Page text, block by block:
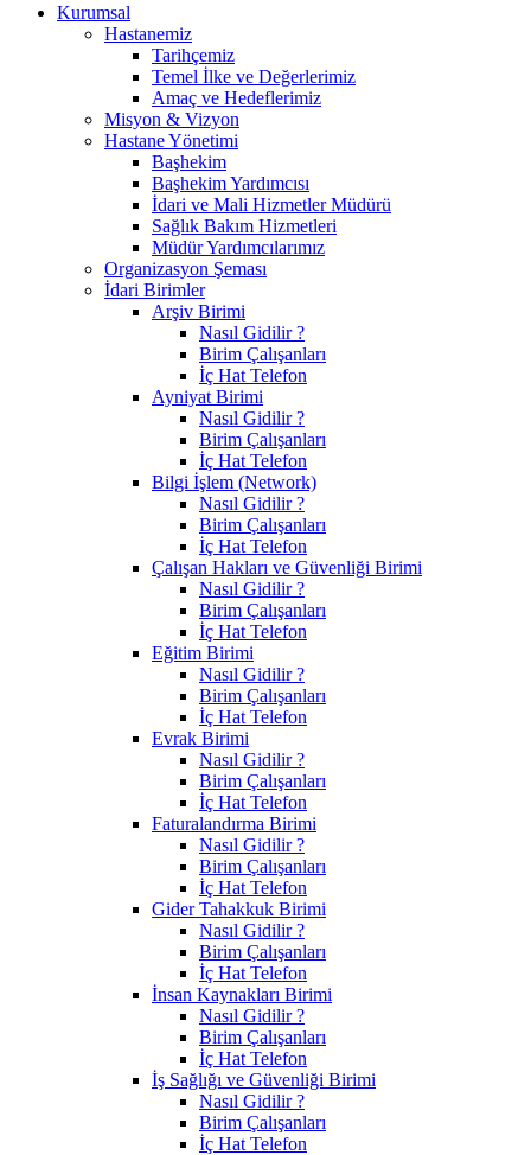
Kurumsal
Hastanemiz
Tarihçemiz
Temel İlke ve Değerlerimiz
Amaç ve Hedeflerimiz
Misyon & Vizyon
Hastane Yönetimi
Başhekim
Başhekim Yardımcısı
İdari ve Mali Hizmetler Müdürü
Sağlık Bakım Hizmetleri
Müdür Yardımcılarımız
Organizasyon Şeması
İdari Birimler
Arşiv Birimi
Nasıl Gidilir ?
Birim Çalışanları
İç Hat Telefon
Ayniyat Birimi
Nasıl Gidilir ?
Birim Çalışanları
İç Hat Telefon
Bilgi İşlem (Network)
Nasıl Gidilir ?
Birim Çalışanları
İç Hat Telefon
Çalışan Hakları ve Güvenliği Birimi
Nasıl Gidilir ?
Birim Çalışanları
İç Hat Telefon
Eğitim Birimi
Nasıl Gidilir ?
Birim Çalışanları
İç Hat Telefon
Evrak Birimi
Nasıl Gidilir ?
Birim Çalışanları
İç Hat Telefon
Faturalandırma Birimi
Nasıl Gidilir ?
Birim Çalışanları
İç Hat Telefon
Gider Tahakkuk Birimi
Nasıl Gidilir ?
Birim Çalışanları
İç Hat Telefon
İnsan Kaynakları Birimi
Nasıl Gidilir ?
Birim Çalışanları
İç Hat Telefon
İş Sağlığı ve Güvenliği Birimi
Nasıl Gidilir ?
Birim Çalışanları
İç Hat Telefon